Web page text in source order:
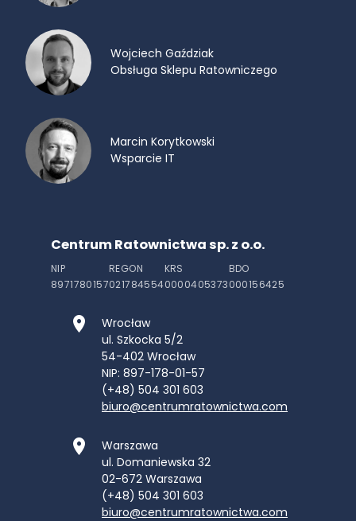
Wojciech Gaździak
Obsługa Sklepu Ratowniczego
Marcin Korytkowski
Wsparcie IT
Centrum Ratownictwa sp. z o.o.
NIP
8971780157
REGON
021784554
KRS
0000405373
BDO
000156425
Wrocław
ul. Szkocka 5/2
54-402 Wrocław
NIP: 897-178-01-57
(+48) 504 301 603
biuro@centrumratownictwa.com
Warszawa
ul. Domaniewska 32
02-672 Warszawa
(+48) 504 301 603
biuro@centrumratownictwa.com